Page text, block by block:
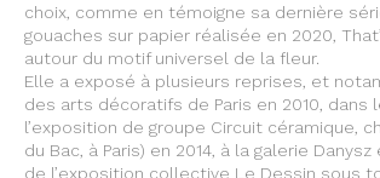
choix, comme en témoigne sa dernière
gouaches sur papier réalisée en 2020,
autour du motif universel de la fleur.
Elle a exposé à plusieurs reprises, et
des arts décoratifs de Paris en 2010, dans
l’exposition de groupe Circuit céramique,
du Bac, à Paris) en 2014, à la galerie Danysz
de l’exposition collective Le Dessin sous